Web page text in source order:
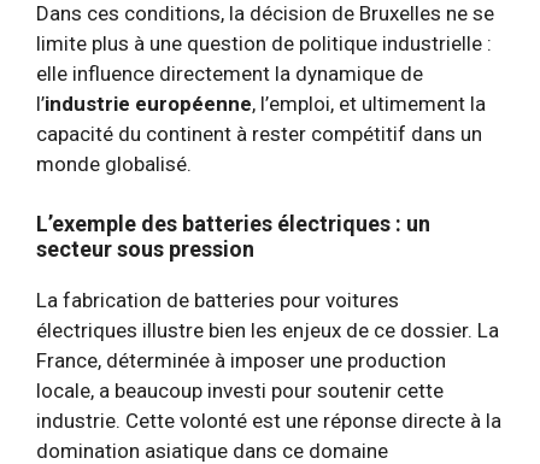
Dans ces conditions, la décision de Bruxelles ne se
limite plus à une question de politique industrielle :
elle influence directement la dynamique de
l’industrie européenne, l’emploi, et ultimement la
capacité du continent à rester compétitif dans un
monde globalisé.
L’exemple des batteries électriques : un
secteur sous pression
La fabrication de batteries pour voitures
électriques illustre bien les enjeux de ce dossier. La
France, déterminée à imposer une production
locale, a beaucoup investi pour soutenir cette
industrie. Cette volonté est une réponse directe à la
domination asiatique dans ce domaine